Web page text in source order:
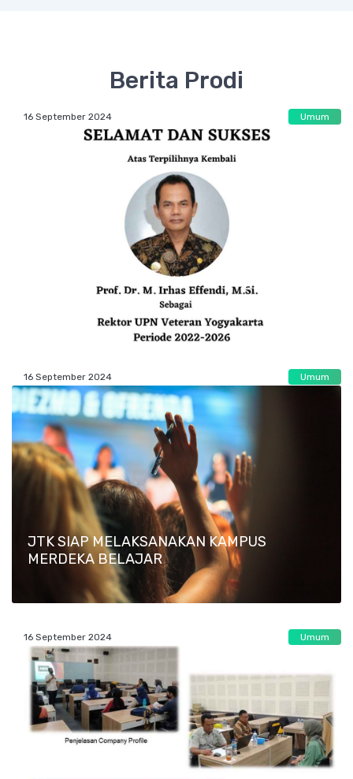
Berita Prodi
16 September 2024 Umum
Pemilihan Rektor UPN Veteran Yogyakarta
Periode 2022-2026
16 September 2024 Umum
JTK SIAP MELAKSANAKAN KAMPUS
MERDEKA BELAJAR
16 September 2024 Umum